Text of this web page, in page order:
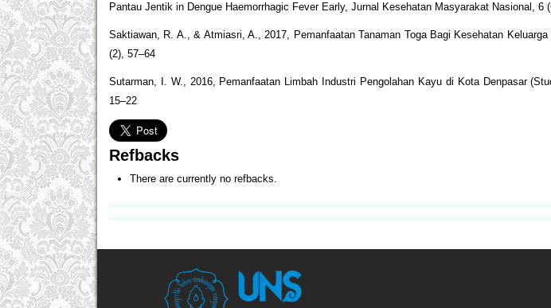
Pantau Jentik in Dengue Haemorrhagic Fever Early, Jurnal Kesehatan Masyarakat Nasional, 6
Saktiawan, R. A., & Atmiasri, A., 2017, Pemanfaatan Tanaman Toga Bagi Kesehatan
(2), 57–64
Sutarman, I. W., 2016, Pemanfaatan Limbah Industri Pengolahan Kayu di Kota Denpasar
15–22
Refbacks
There are currently no refbacks.